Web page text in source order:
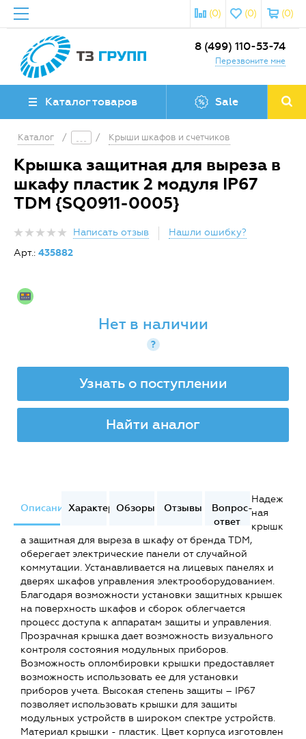
(0)
(0)
(0)
8 (499) 110-53-74
Перезвоните мне
Каталог товаров Sale
Каталог / / Крыши шкафов и счетчиков
Крышка защитная для выреза в
шкафу пластик 2 модуля IP67
TDM {SQ0911-0005}
Написать отзыв
Нашли ошибку?
Арт.: 435882
Нет в наличии
?
Узнать о поступлении
Найти аналог
ОписаниеХарактеристики
Обзоры Отзывы
Вопрос-
ответ
Надеж
ная
крышк
а защитная для выреза в шкафу от бренда TDM,
оберегает электрические панели от случайной
коммутации. Устанавливается на лицевых панелях и
дверях шкафов управления электрооборудованием.
Благодаря возможности установки защитных крышек
на поверхность шкафов и сборок облегчается
процесс доступа к аппаратам защиты и управления.
Прозрачная крышка дает возможность визуального
контроля состояния модульных приборов.
Возможность опломбировки крышки предоставляет
возможность использовать ее для установки
приборов учета. Высокая степень защиты – IP67
позволяет использовать крышки для защиты
модульных устройств в широком спектре устройств.
Материал крышки - пластик. Цвет корпуса изготовлен